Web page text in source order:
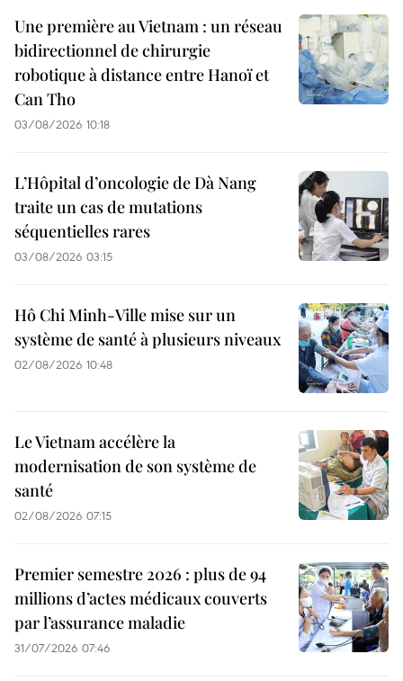
Une première au Vietnam : un réseau
bidirectionnel de chirurgie
robotique à distance entre Hanoï et
Can Tho
03/08/2026 10:18
L’Hôpital d’oncologie de Dà Nang
traite un cas de mutations
séquentielles rares
03/08/2026 03:15
Hô Chi Minh-Ville mise sur un
système de santé à plusieurs niveaux
02/08/2026 10:48
Le Vietnam accélère la
modernisation de son système de
santé
02/08/2026 07:15
Premier semestre 2026 : plus de 94
millions d’actes médicaux couverts
par l’assurance maladie
31/07/2026 07:46